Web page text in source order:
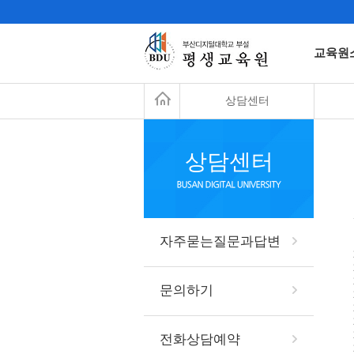
교육원
상담센터
상담센터
자주묻는질문과답변
문의하기
전화상담예약